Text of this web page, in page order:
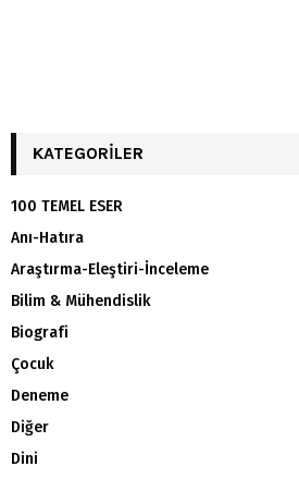
KATEGORILER
100 TEMEL ESER
Anı-Hatıra
Araştırma-Eleştiri-İnceleme
Bilim & Mühendislik
Biografi
Çocuk
Deneme
Diğer
Dini